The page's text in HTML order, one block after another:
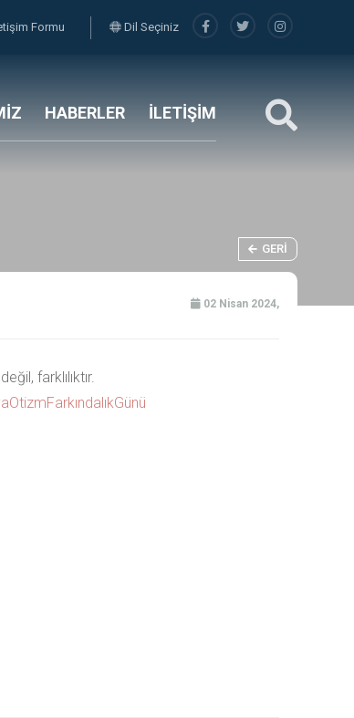
Formu Dil Seçiniz
HABERLER İLETİŞİM
GERI
02 Nisan 2024,
farklılıktır.